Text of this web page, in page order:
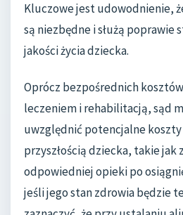
Kluczowe jest udowodnienie,
są niezbędne i służą poprawie
jakości życia dziecka.
Oprócz bezpośrednich
leczeniem i rehabilitacją, sąd
uwzględnić potencjalne koszty
przyszłością dziecka, takie jak
odpowiedniej opieki po
jeśli jego stan zdrowia będzie